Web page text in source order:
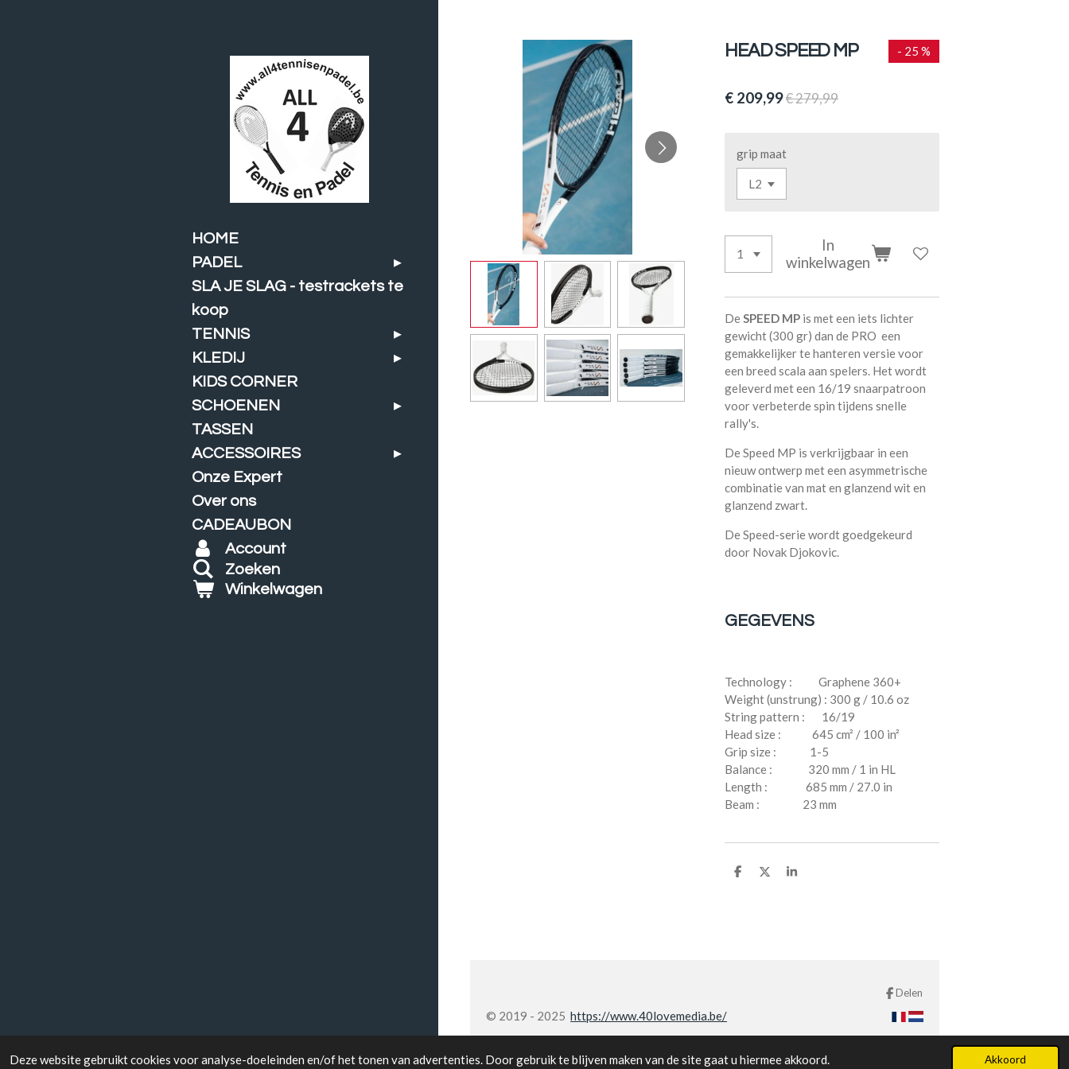
Deze website gebruikt cookies voor analyse-doeleinden en/of het tonen van advertenties. Door gebruik te blijven maken van de site gaat u hiermee akkoord. Akkoord
HEAD SPEED MP - 25 %
€ 209,99€ 279,99
grip maat
In
winkelwagen
De SPEED MP is met een iets lichter
gewicht (300 gr) dan de PRO een
gemakkelijker te hanteren versie voor
een breed scala aan spelers. Het wordt
geleverd met een 16/19 snaarpatroon
voor verbeterde spin tijdens snelle
rally's.
De Speed MP is verkrijgbaar in een
nieuw ontwerp met een asymmetrische
combinatie van mat en glanzend wit en
glanzend zwart.
De Speed-serie wordt goedgekeurd
door Novak Djokovic.
GEGEVENS
Technology : Graphene 360+
Weight (unstrung) : 300 g / 10.6 oz
String pattern : 16/19
Head size : 645 cm² / 100 in²
Grip size : 1-5
Balance : 320 mm / 1 in HL
Length : 685 mm / 27.0 in
Beam : 23 mm
D
D
S
Delen
© 2019 - 2025https://www.40lovemedia.be/
HOME
PADEL
SLA JE SLAG - testrackets te
koop
TENNIS
KLEDIJ
KIDS CORNER
SCHOENEN
TASSEN
ACCESSOIRES
Onze Expert
Over ons
CADEAUBON
Account
Zoeken
Winkelwagen